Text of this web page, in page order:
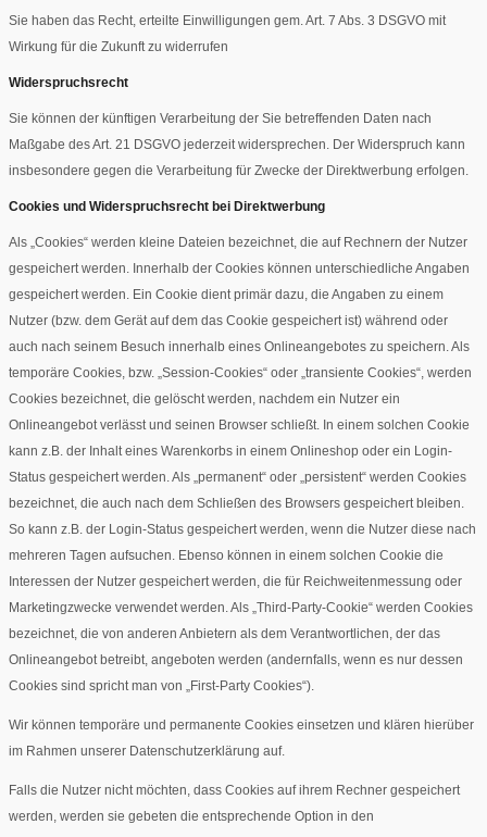
Sie haben das Recht, erteilte Einwilligungen gem. Art. 7 Abs. 3 DSGVO mit
Wirkung für die Zukunft zu widerrufen
Widerspruchsrecht
Sie können der künftigen Verarbeitung der Sie betreffenden Daten nach
Maßgabe des Art. 21 DSGVO jederzeit widersprechen. Der Widerspruch kann
insbesondere gegen die Verarbeitung für Zwecke der Direktwerbung erfolgen.
Cookies und Widerspruchsrecht bei Direktwerbung
Als „Cookies“ werden kleine Dateien bezeichnet, die auf Rechnern der Nutzer
gespeichert werden. Innerhalb der Cookies können unterschiedliche Angaben
gespeichert werden. Ein Cookie dient primär dazu, die Angaben zu einem
Nutzer (bzw. dem Gerät auf dem das Cookie gespeichert ist) während oder
auch nach seinem Besuch innerhalb eines Onlineangebotes zu speichern. Als
temporäre Cookies, bzw. „Session-Cookies“ oder „transiente Cookies“, werden
Cookies bezeichnet, die gelöscht werden, nachdem ein Nutzer ein
Onlineangebot verlässt und seinen Browser schließt. In einem solchen Cookie
kann z.B. der Inhalt eines Warenkorbs in einem Onlineshop oder ein Login-
Status gespeichert werden. Als „permanent“ oder „persistent“ werden Cookies
bezeichnet, die auch nach dem Schließen des Browsers gespeichert bleiben.
So kann z.B. der Login-Status gespeichert werden, wenn die Nutzer diese nach
mehreren Tagen aufsuchen. Ebenso können in einem solchen Cookie die
Interessen der Nutzer gespeichert werden, die für Reichweitenmessung oder
Marketingzwecke verwendet werden. Als „Third-Party-Cookie“ werden Cookies
bezeichnet, die von anderen Anbietern als dem Verantwortlichen, der das
Onlineangebot betreibt, angeboten werden (andernfalls, wenn es nur dessen
Cookies sind spricht man von „First-Party Cookies“).
Wir können temporäre und permanente Cookies einsetzen und klären hierüber
im Rahmen unserer Datenschutzerklärung auf.
Falls die Nutzer nicht möchten, dass Cookies auf ihrem Rechner gespeichert
werden, werden sie gebeten die entsprechende Option in den